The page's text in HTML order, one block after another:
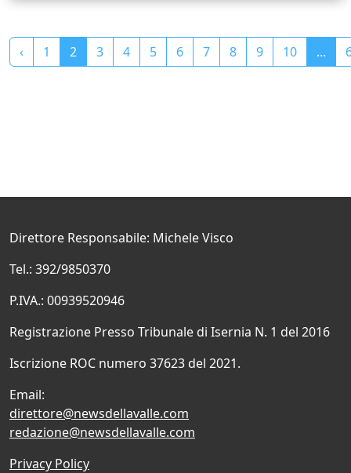
‹ 1 2 3 4 5 6 7 8 9 10 ...
Direttore Responsabile: Michele Visco
Tel.: 392/9850370
P.IVA.: 00939520946
Registrazione Presso Tribunale di Isernia N. 1 del 2016
Iscrizione ROC numero 37623 del 2021.
Email:
direttore@newsdellavalle.com
redazione@newsdellavalle.com
Privacy Policy